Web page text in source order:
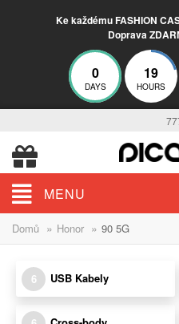
Ke každému FASHION
Doprava
0
DAYS
19
HOURS
MENU
Domů » Honor » 90 5G
6 USB Kabely